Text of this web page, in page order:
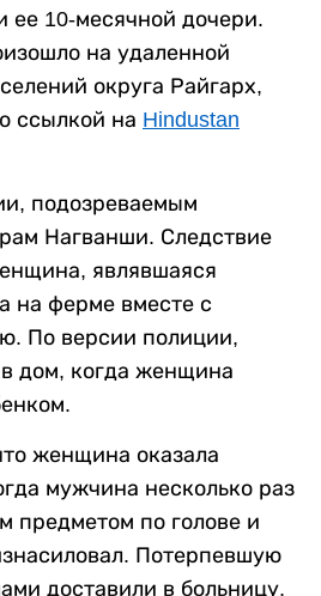
10-месячной дочери.
на удаленной
округа Райгарх,
ссылкой на Hindustan
подозреваемым
Нагванши. Следствие
являвшаяся
на ферме вместе с
По версии полиции,
дом, когда женщина
женщина оказала
мужчина несколько раз
предметом по голове и
Потерпевшую
доставили в больницу,